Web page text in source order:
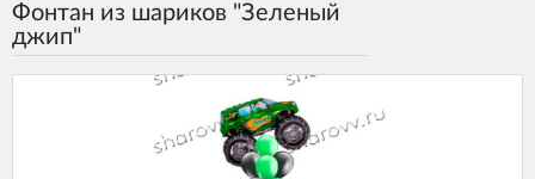
Фонтан из шариков "Зеленый
джип"